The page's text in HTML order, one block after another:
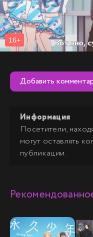
Добавить
Информация
Посетители,
могут оставлять
публикации.